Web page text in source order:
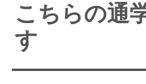
こちらの通
す